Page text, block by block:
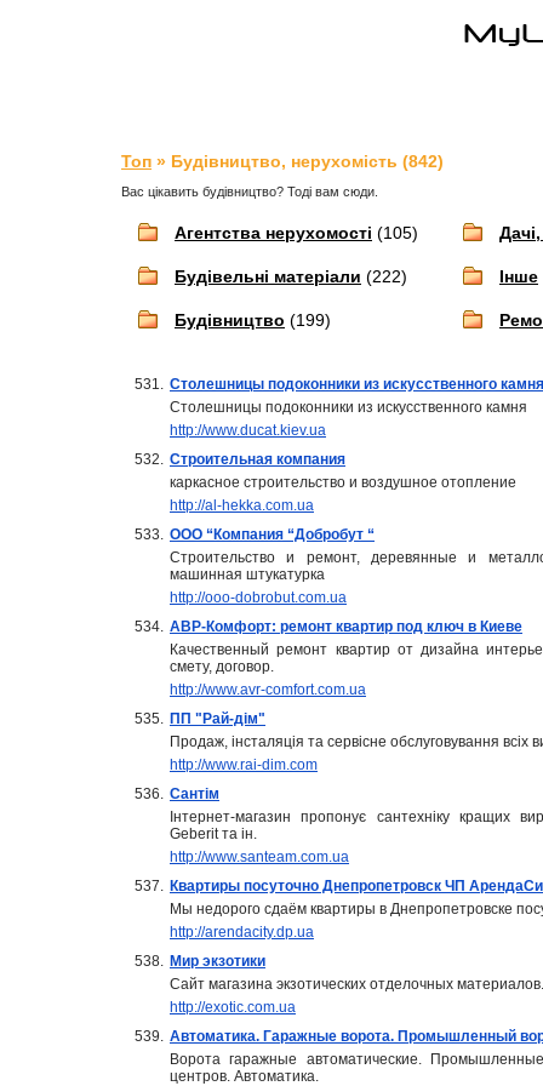
Топ » Будівництво, нерухомість (842)
Вас цікавить будівництво? Тоді вам сюди.
Агентства нерухомості (105)
Будівельні матеріали (222) Інше
Будівництво (199)
531. Столешницы подоконники из искусственного камня
Столешницы подоконники из искусственного камня
http://www.ducat.kiev.ua
532. Строительная компания
каркасное строительство и воздушное отопление
http://al-hekka.com.ua
533. ООО “Компания “Добробут “
Строительство и ремонт, деревянные и
машинная штукатурка
http://ooo-dobrobut.com.ua
534. АВР-Комфорт: ремонт квартир под ключ в Киеве
Качественный ремонт квартир от дизайна
смету, договор.
http://www.avr-comfort.com.ua
535. ПП "Рай-дім"
Продаж, інсталяція та сервісне обслуговування всіх
http://www.rai-dim.com
536. Сантім
Інтернет-магазин пропонує сантехніку кращих
Geberit та ін.
http://www.santeam.com.ua
537. Квартиры посуточно Днепропетровск ЧП
Мы недорого сдаём квартиры в Днепропетровске
http://arendacity.dp.ua
538. Мир экзотики
Сайт магазина экзотических отделочных материалов.
http://exotic.com.ua
539. Автоматика. Гаражные ворота. Промышленный
Ворота гаражные автоматические.
центров. Автоматика.